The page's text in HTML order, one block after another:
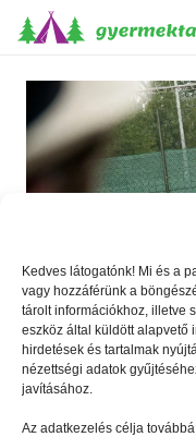
Kedves látogatónk! Mi és a
vagy hozzáférünk a
tárolt információkhoz, illetve
eszköz által küldött alapvető
hirdetések és tartalmak
nézettségi adatok
javításához.
Az adatkezelés célja
Hogyan mondjuk